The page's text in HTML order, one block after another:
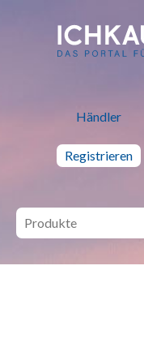
ich kauf
Händler
Registrieren